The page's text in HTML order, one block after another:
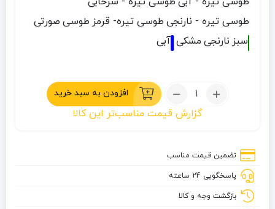
طوسی تیره - نارنجی طوسی تیره- قرمز طوسی صورتی
سبز نارنجی مشکی آبی
تعداد:
۸
لایف
کمپ
کد
افزودن به سبد خرید
گزارش قیمت مناسب‌تر این کالا
تضمین قیمت مناسب
پاسخگویی 24 ساعته
بازگشت وجه و کالا